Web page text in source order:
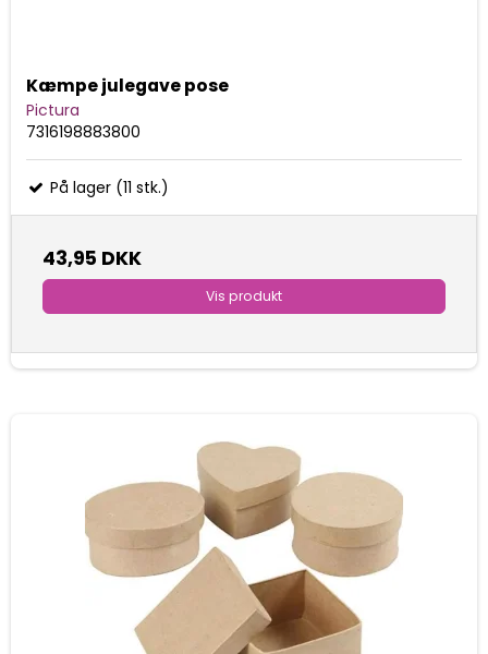
Kæmpe julegave pose
Pictura
7316198883800
På lager (11 stk.)
43,95 DKK
Vis produkt